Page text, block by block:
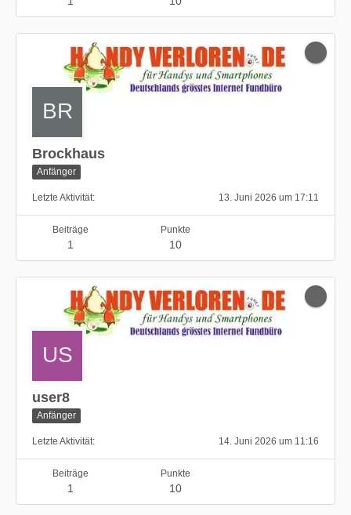
Brockhaus
Anfänger
Letzte Aktivität 13. Juni 2026 um 17:11
Beiträge
1
Punkte
10
user8
Anfänger
Letzte Aktivität 14. Juni 2026 um 11:16
Beiträge
1
Punkte
10